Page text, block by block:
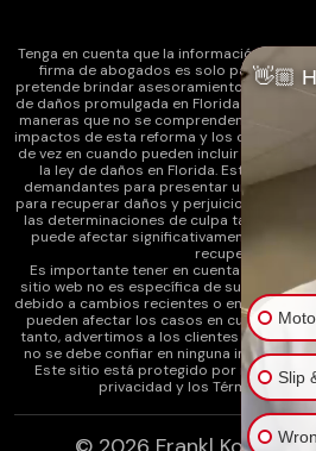
Tenga en cuenta que la información
firma de abogados es solo para fines
pretende brindar asesoramiento legal.
de daños promulgada en Florida puede
maneras que no se comprenden
impactos de esta reforma y los cambios
de vez en cuando pueden incluir cambios
la ley de daños en Florida. Esto puede
demandantes para presentar un reclamo
para recuperar daños y perjuicios.
las determinaciones de culpa también
puede afectar significativamente la
recuperar los
Es importante tener en cuenta que
sitio web no es específica de su caso y
debido a cambios recientes o en curso en
pueden afectar los casos en cualquier
tanto, advertimos a los clientes actuales
no se debe confiar en ninguna
Este sitio está protegido por
privacidad y los Términos de
👋🏼
Slip